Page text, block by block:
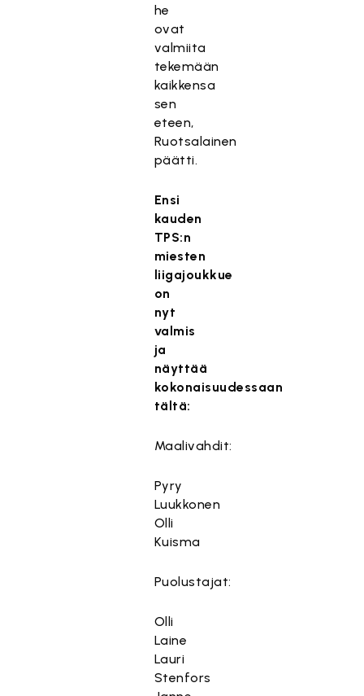
he
ovat
valmiita
tekemään
kaikkensa
sen
eteen,
Ruotsalainen
päätti.
Ensi
kauden
TPS:n
miesten
liigajoukkue
on
nyt
valmis
ja
näyttää
kokonaisuudessaan
tältä:
Maalivahdit:
Pyry
Luukkonen
Olli
Kuisma
Puolustajat:
Olli
Laine
Lauri
Stenfors